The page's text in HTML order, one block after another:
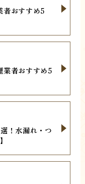
者おすすめ5
業者おすすめ5
！水漏れ・つ